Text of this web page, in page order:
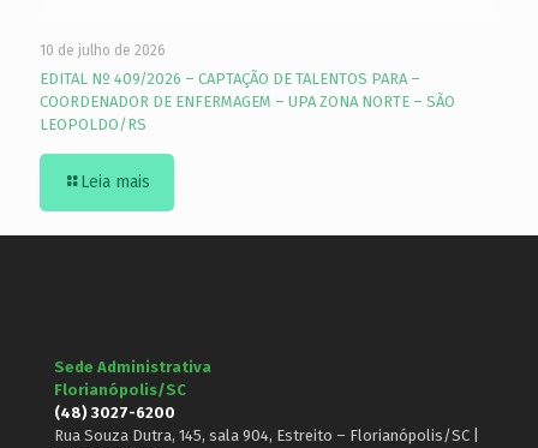
10 de julho de 2026
EDITAL Nº 409/2026 – CAPTAÇÃO DE TALENTOS PARA –
COORDENADOR DE ENFERMAGEM – UPA ZONA NORTE – SÃO
LEOPOLDO/RS
Leia mais
Sede Administrativa
Florianópolis/SC
(48) 3027-6200
Rua Souza Dutra, 145, sala 904, Estreito – Florianópolis/SC |